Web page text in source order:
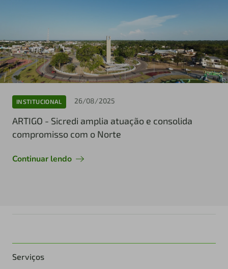
INSTITUCIONAL 26/08/2025
ARTIGO - Sicredi amplia atuação e consolida
compromisso com o Norte
Continuar lendo
Serviços